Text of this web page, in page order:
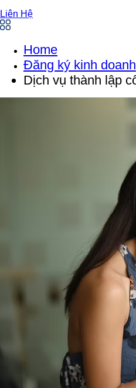
Liên Hệ
Home
Đăng ký kinh doanh
Dịch vụ thành lập